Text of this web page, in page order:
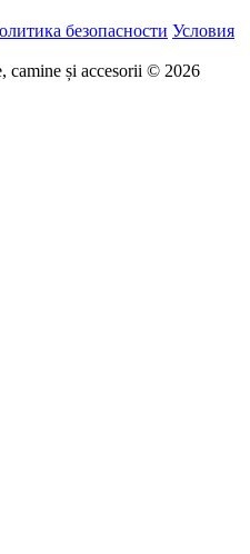
безопасности Условия
camine și accesorii © 2026